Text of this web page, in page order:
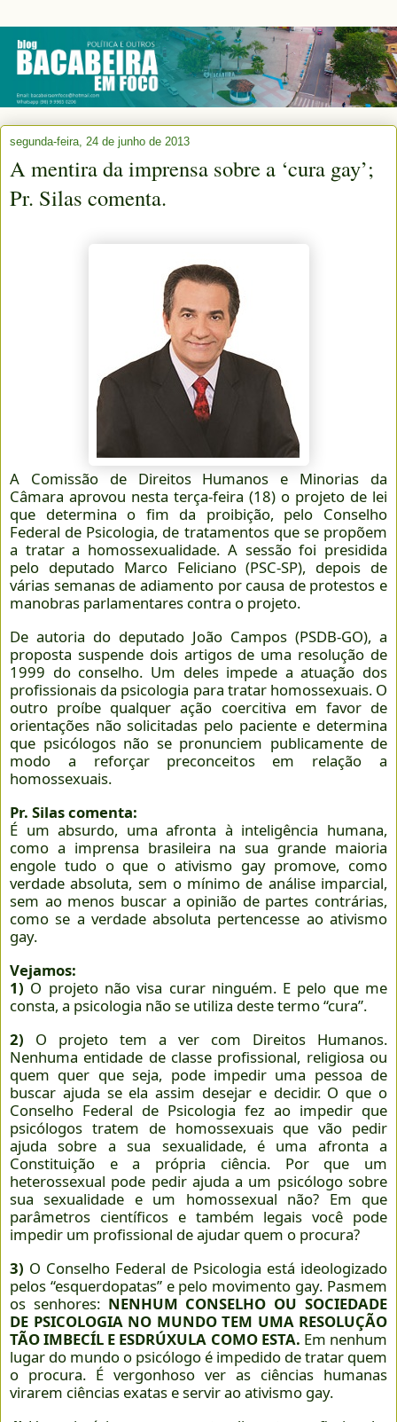
segunda-feira, 24 de junho de 2013
A mentira da imprensa sobre a ‘cura gay’;
Pr. Silas comenta.
A Comissão de Direitos Humanos e Minorias da
Câmara aprovou nesta terça-feira (18) o projeto de lei
que determina o fim da proibição, pelo Conselho
Federal de Psicologia, de tratamentos que se propõem
a tratar a homossexualidade. A sessão foi presidida
pelo deputado Marco Feliciano (PSC-SP), depois de
várias semanas de adiamento por causa de protestos e
manobras parlamentares contra o projeto.
De autoria do deputado João Campos (PSDB-GO), a
proposta suspende dois artigos de uma resolução de
1999 do conselho. Um deles impede a atuação dos
profissionais da psicologia para tratar homossexuais. O
outro proíbe qualquer ação coercitiva em favor de
orientações não solicitadas pelo paciente e determina
que psicólogos não se pronunciem publicamente de
modo a reforçar preconceitos em relação a
homossexuais.
Pr. Silas comenta:
É um absurdo, uma afronta à inteligência humana,
como a imprensa brasileira na sua grande maioria
engole tudo o que o ativismo gay promove, como
verdade absoluta, sem o mínimo de análise imparcial,
sem ao menos buscar a opinião de partes contrárias,
como se a verdade absoluta pertencesse ao ativismo
gay.
Vejamos:
1) O projeto não visa curar ninguém. E pelo que me
consta, a psicologia não se utiliza deste termo “cura”.
2)
O projeto tem a ver com Direitos Humanos.
Nenhuma entidade de classe profissional, religiosa ou
quem quer que seja, pode impedir uma pessoa de
buscar ajuda se ela assim desejar e decidir. O que o
Conselho Federal de Psicologia fez ao impedir que
psicólogos tratem de homossexuais que vão pedir
ajuda sobre a sua sexualidade, é uma afronta a
Constituição e a própria ciência. Por que um
heterossexual pode pedir ajuda a um psicólogo sobre
sua sexualidade e um homossexual não? Em que
parâmetros científicos e também legais você pode
impedir um profissional de ajudar quem o procura?
3) O Conselho Federal de Psicologia está ideologizado
pelos “esquerdopatas” e pelo movimento gay. Pasmem
os senhores: NENHUM CONSELHO OU SOCIEDADE
DE PSICOLOGIA NO MUNDO TEM UMA RESOLUÇÃO
TÃO IMBECÍL E ESDRÚXULA COMO ESTA. Em nenhum
lugar do mundo o psicólogo é impedido de tratar quem
o procura. É vergonhoso ver as ciências humanas
virarem ciências exatas e servir ao ativismo gay.